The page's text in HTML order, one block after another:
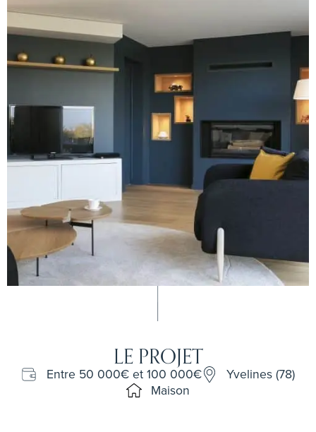
LE PROJET
Entre 50 000€ et 100 000€
Yvelines (78)
Maison